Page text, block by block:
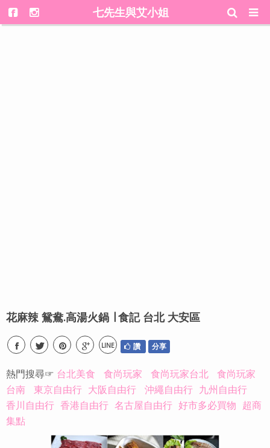
七先生與艾小姐
花麻辣 鴛鴦.高湯火鍋 ∣ 食記 台北 大安區
LINE 讚 分享
熱門搜尋☞ 台北美食 食尚玩家 食尚玩家台北
食尚玩家
台南
東京自由行 大阪自由行 沖繩自由行 九州自由行
香川自由行 香港自由行 名古屋自由行 好市多必買物 超商
集點